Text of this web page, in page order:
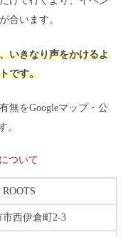
合います。
いきなり声をかけるよ
です。
無をGoogleマップ・公
。
ついて
西伊倉町2-3